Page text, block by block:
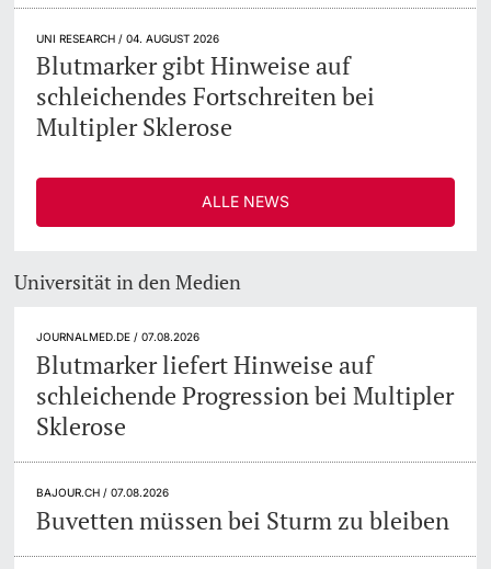
UNI RESEARCH / 04. AUGUST 2026
Blutmarker gibt Hinweise auf
schleichendes Fortschreiten bei
Multipler Sklerose
ALLE NEWS
Universität in den Medien
JOURNALMED.DE / 07.08.2026
Blutmarker liefert Hinweise auf
schleichende Progression bei Multipler
Sklerose
BAJOUR.CH / 07.08.2026
Buvetten müssen bei Sturm zu bleiben